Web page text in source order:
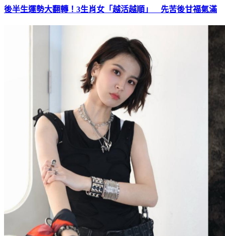
後半生運勢大翻轉！3生肖女「越活越順」 先苦後甘福氣滿